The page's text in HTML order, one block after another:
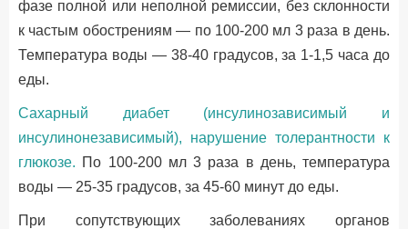
фазе полной или неполной ремиссии, без склонности
к частым обострениям — по 100-200 мл 3 раза в день.
Температура воды — 38-40 градусов, за 1-1,5 часа до
еды.
Сахарный диабет (инсулинозависимый и
инсулинонезависимый), нарушение толерантности к
глюкозе. По 100-200 мл 3 раза в день, температура
воды — 25-35 градусов, за 45-60 минут до еды.
При сопутствующих заболеваниях органов